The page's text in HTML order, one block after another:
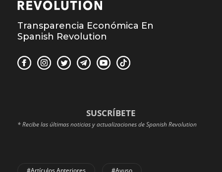
Transparencia Económica En
Spanish Revolution
SUSCRÍBETE
* Recibe las últimas noticias y actualizaciones de Spanish Revolution
#Artículos Anteriores #Ayuso